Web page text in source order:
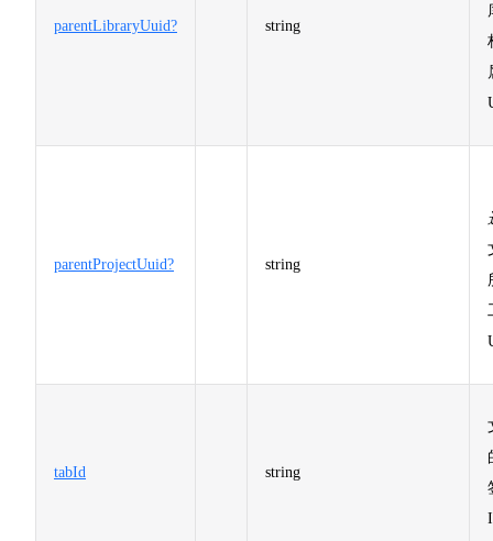
parentLibraryUuid? string
parentProjectUuid? string
tabId string